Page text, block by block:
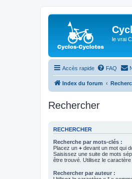
le vrai
Accès rapide FAQ
Index du forum
Rechercher
RECHERCHER
Recherche par mots-clés :
Placez un + devant un mot qui
Saisissez une suite de mots
être trouvé. Utilisez le
Rechercher par auteur :